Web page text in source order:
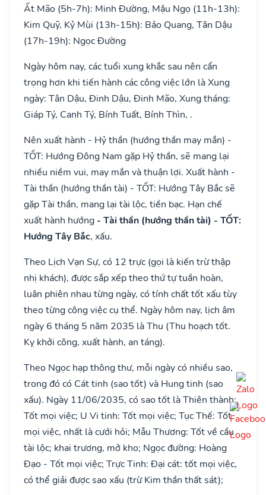
Ất Mão (5h-7h): Minh Đường, Mậu Ngọ (11h-13h):
Kim Quỹ, Kỷ Mùi (13h-15h): Bảo Quang, Tân Dậu
(17h-19h): Ngọc Đường
Ngày hôm nay, các tuổi xung khắc sau nên cẩn
trọng hơn khi tiến hành các công việc lớn là Xung
ngày: Tân Dậu, Đinh Dậu, Đinh Mão, Xung tháng:
Giáp Tý, Canh Tý, Bính Tuất, Bính Thìn, .
Nên xuất hành - Hỷ thần (hướng thần may mắn) -
TỐT: Hướng Đông Nam gặp Hỷ thần, sẽ mang lại
nhiều niềm vui, may mắn và thuận lợi. Xuất hành -
Tài thần (hướng thần tài) - TỐT: Hướng Tây Bắc sẽ
gặp Tài thần, mang lại tài lộc, tiền bạc. Hạn chế
xuất hành hướng - Tài thần (hướng thần tài) - TỐT:
Hướng Tây Bắc, xấu.
Theo Lịch Vạn Sự, có 12 trực (gọi là kiến trừ thập
nhị khách), được sắp xếp theo thứ tự tuần hoàn,
luân phiên nhau từng ngày, có tính chất tốt xấu tùy
theo từng công việc cụ thể. Ngày hôm nay, lịch âm
ngày 6 tháng 5 năm 2035 là Thu (Thu hoạch tốt.
Kỵ khởi công, xuất hành, an táng).
Theo Ngọc hạp thông thư, mỗi ngày có nhiều sao,
trong đó có Cát tinh (sao tốt) và Hung tinh (sao
xấu). Ngày 11/06/2035, có sao tốt là Thiên thành:
Tốt mọi việc; U Vi tinh: Tốt mọi việc; Tục Thế: Tốt
mọi việc, nhất là cưới hỏi; Mẫu Thương: Tốt về cầu
tài lộc; khai trương, mở kho; Ngọc đường: Hoàng
Đạo - Tốt mọi việc; Trực Tinh: Đại cát: tốt mọi việc,
có thể giải được sao xấu (trừ Kim thần thất sát);